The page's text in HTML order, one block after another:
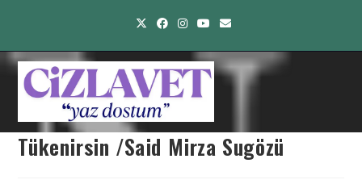
Tükenirsin /Said Mirza Sugözü